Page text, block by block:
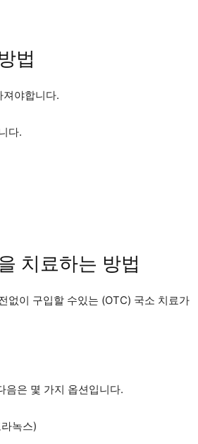
법
야합니다.
다.
치료하는 방법
없이 구입할 수있는 (OTC) 국소 치료가
음은 몇 가지 옵션입니다.
녹스)